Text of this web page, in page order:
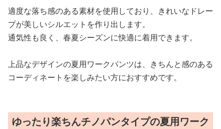
適度な落ち感のある素材を使用しており、きれいなドレー
プが美しいシルエットを作り出します。
通気性も良く、春夏シーズンに快適に着用できます。
上品なデザインの夏用ワークパンツは、きちんと感のある
コーディネートを楽しみたい方におすすめです。
ゆったり楽ちんチノパンタイプの夏用ワーク